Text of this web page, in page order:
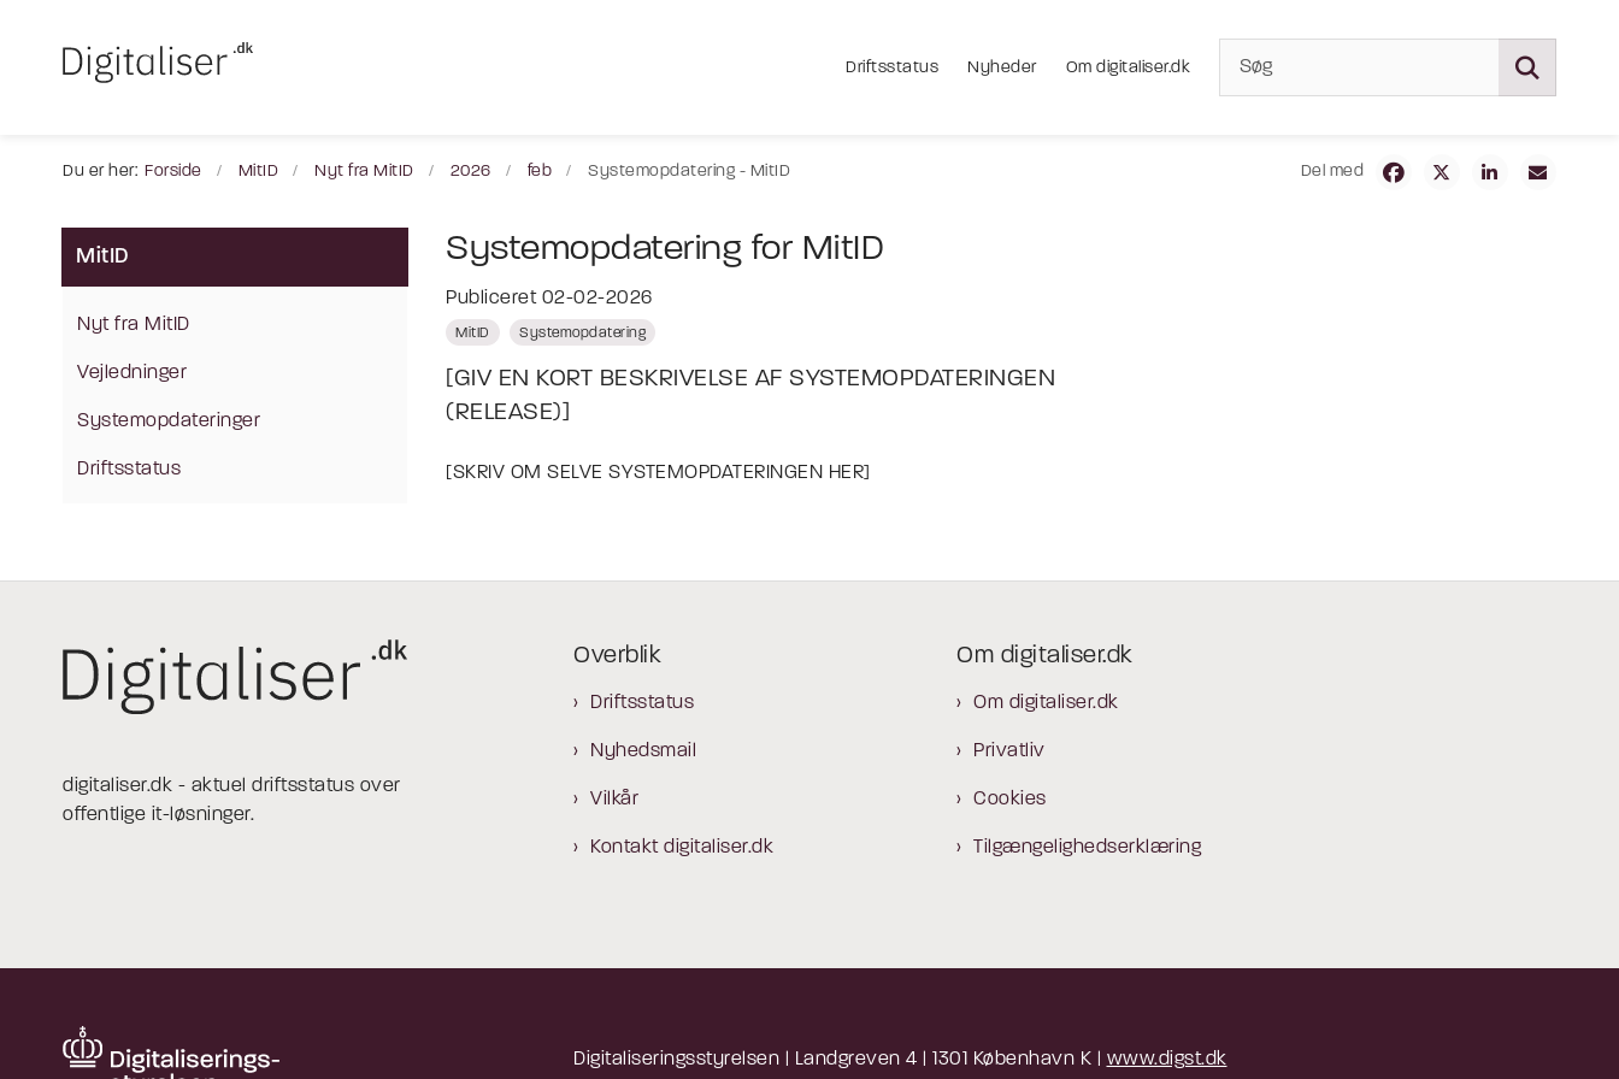
Driftsstatus Nyheder Om digitaliser.dk
Du er her: Forside MitID Nyt fra MitID 2026 feb Systemopdatering - MitID Del med
MitID
Nyt fra MitID
Vejledninger
Systemopdateringer
Driftsstatus
Systemopdatering for MitID
Publiceret 02-02-2026
MitID Systemopdatering
[GIV EN KORT BESKRIVELSE AF SYSTEMOPDATERINGEN
(RELEASE)]
[SKRIV OM SELVE SYSTEMOPDATERINGEN HER]
digitaliser.dk - aktuel driftsstatus over
offentlige it-løsninger.
Overblik
Driftsstatus
Nyhedsmail
Vilkår
Kontakt digitaliser.dk
Om digitaliser.dk
Om digitaliser.dk
Privatliv
Cookies
Tilgængelighedserklæring
Digitaliseringsstyrelsen | Landgreven 4 | 1301 København K | www.digst.dk